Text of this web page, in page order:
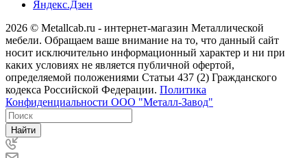
Яндекс.Дзен
2026 © Metallcab.ru - интернет-магазин Металлической
мебели. Обращаем ваше внимание на то, что данный сайт
носит исключительно информационный характер и ни при
каких условиях не является публичной офертой,
определяемой положениями Статьи 437 (2) Гражданского
кодекса Российской Федерации. Политика
Конфиденциальности ООО "Металл-Завод"
Найти